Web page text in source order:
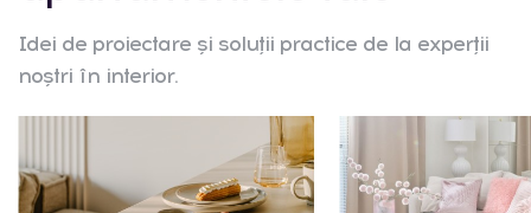
Idei de proiectare și soluții practice de la experții
noștri în interior.